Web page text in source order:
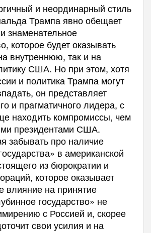
и неординарный стиль
Трампа явно обещает
знаменательное
которое будет оказывать
внутреннюю, так и на
США. Но при этом, хотя
и политика Трампа могут
он представляет
и прагматичного лидера, с
находить компромиссы, чем
президентами США.
забывать про наличие
в американской
из бюрократии и
которое оказывает
влияние на принятие
государство» не
с Россией и, скорее
свои усилия и на